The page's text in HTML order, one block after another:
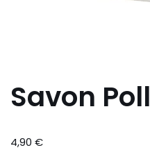
Savon
4,90 €